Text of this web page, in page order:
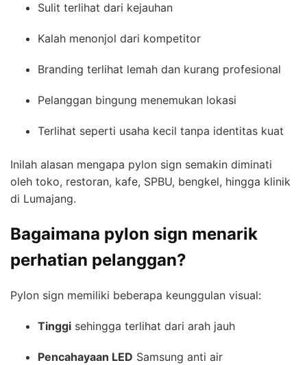
Sulit terlihat dari kejauhan
Kalah menonjol dari kompetitor
Branding terlihat lemah dan kurang profesional
Pelanggan bingung menemukan lokasi
Terlihat seperti usaha kecil tanpa identitas kuat
Inilah alasan mengapa pylon sign semakin diminati
oleh toko, restoran, kafe, SPBU, bengkel, hingga klinik
di Lumajang.
Bagaimana pylon sign menarik
perhatian pelanggan?
Pylon sign memiliki beberapa keunggulan visual:
Tinggi sehingga terlihat dari arah jauh
Pencahayaan LED Samsung anti air